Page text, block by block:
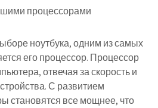
процессорами
ноутбука, одним из самых
его процессор. Процессор
отвечая за скорость и
С развитием
становятся все мощнее, что